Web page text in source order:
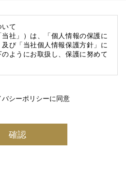
いて
社」）は、「個人情報の保護に
び「当社個人情報保護方針」に
ようにお取扱し、保護に努めて
を個人データとして保有
る社員及び社員の扶養親族、及
する継続的契約関係のある個人
バシーポリシーに同意